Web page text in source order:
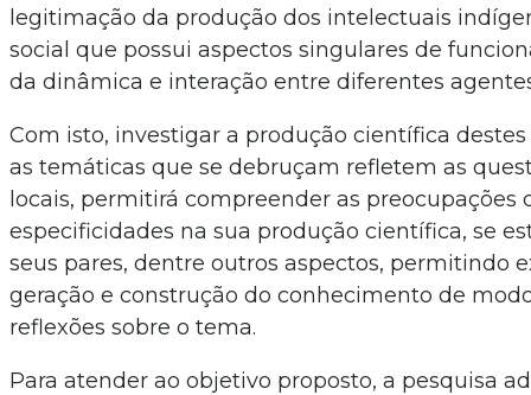
legitimação da produção dos intelectuais
social que possui aspectos singulares de
da dinâmica e interação entre diferentes
Com isto, investigar a produção científica
as temáticas que se debruçam refletem as
locais, permitirá compreender as preocupações
especificidades na sua produção científica, se
seus pares, dentre outros aspectos, permitindo
geração e construção do conhecimento de
reflexões sobre o tema.
Para atender ao objetivo proposto, a pesquisa